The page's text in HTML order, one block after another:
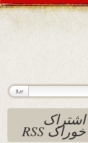
اشتراک
خوراک RSS